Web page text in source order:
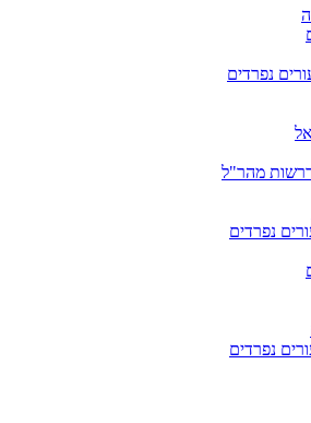
נפרדים
מהר"ל
נפרדים
נפרדים